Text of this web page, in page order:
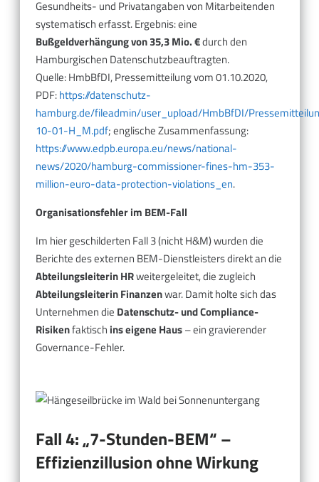
Gesundheits- und Privatangaben von Mitarbeitenden
systematisch erfasst. Ergebnis: eine
Bußgeldverhängung von 35,3 Mio. €durch den
Hamburgischen Datenschutzbeauftragten.
Quelle: HmbBfDI, Pressemitteilung vom 01.10.2020,
PDF:https://datenschutz-
hamburg.de/fileadmin/user_upload/HmbBfDI/
10-01-H_M.pdf; englische Zusammenfassung:
https://www.edpb.europa.eu/news/national-
news/2020/hamburg-commissioner-fines-hm-353-
million-euro-data-protection-violations_en.
Organisationsfehler im BEM-Fall
Im hier geschilderten Fall 3 (nicht H&M) wurden die
Berichte des externen BEM-Dienstleisters direkt an die
Abteilungsleiterin HRweitergeleitet, die zugleich
Abteilungsleiterin Finanzenwar. Damit holte sich das
Unternehmen die Datenschutz- und Compliance-
Risikenfaktisch ins eigene Haus– ein gravierender
Governance-Fehler.
Fall 4: „7-Stunden-BEM“ –
Effizienzillusion ohne Wirkung